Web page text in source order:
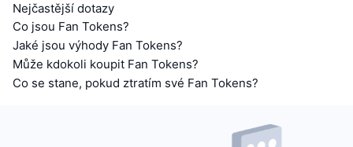
Nejčastější dotazy
Co jsou Fan Tokens?
Jaké jsou výhody Fan Tokens?
Může kdokoli koupit Fan Tokens?
Co se stane, pokud ztratím své Fan Tokens?